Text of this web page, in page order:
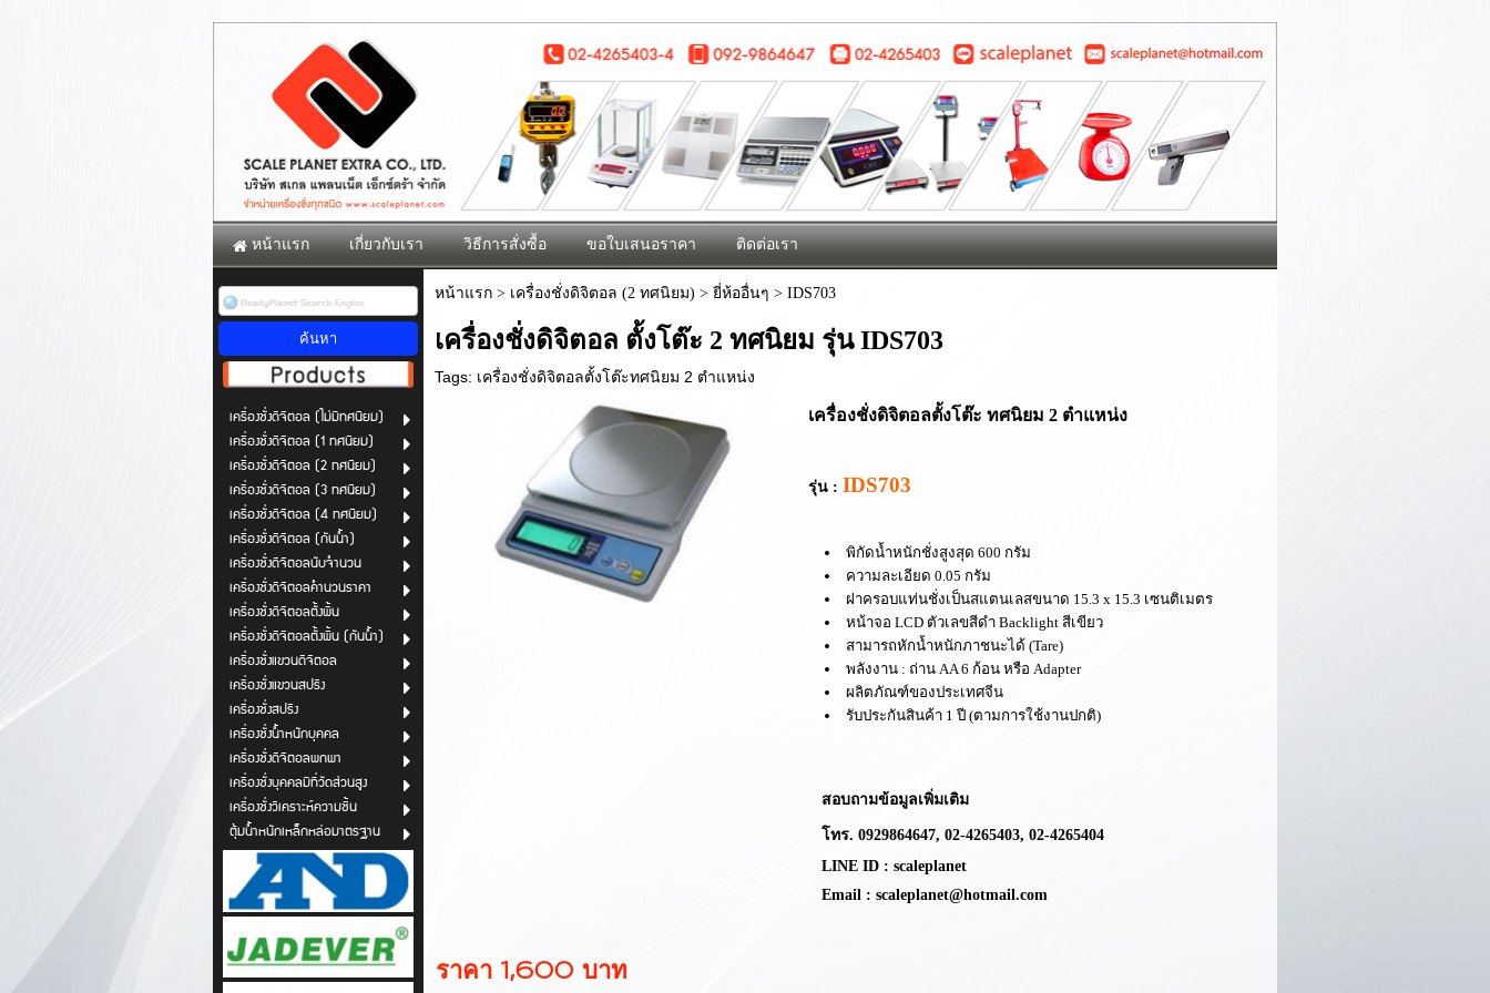
หน้าแรก เกี่ยวกับเรา วิธีการสั่งซื้อ ขอใบเสนอราคา ติดต่อเรา
เครื่องชั่งดิจิตอล (ไม่มีทศนิยม)
เครื่องชั่งดิจิตอล (1 ทศนิยม)
เครื่องชั่งดิจิตอล (2 ทศนิยม)
เครื่องชั่งดิจิตอล (3 ทศนิยม)
เครื่องชั่งดิจิตอล (4 ทศนิยม)
เครื่องชั่งดิจิตอล (กันน้ำ)
เครื่องชั่งดิจิตอลนับจำนวน
เครื่องชั่งดิจิตอลคำนวนราคา
เครื่องชั่งดิจิตอลตั้งพื้น
เครื่องชั่งดิจิตอลตั้งพื้น (กันน้ำ)
เครื่องชั่งแขวนดิจิตอล
เครื่องชั่งแขวนสปริง
เครื่องชั่งสปริง
เครื่องชั่งน้ำหนักบุคคล
เครื่องชั่งดิจิตอลพกพา
เครื่องชั่งบุคคลมีที่วัดส่วนสูง
เครื่องชั่งวิเคราะห์ความชื้น
ตุ้มน้ำหนักเหล็กหล่อมาตรฐาน
หน้าแรก> เครื่องชั่งดิจิตอล (2 ทศนิยม) > ยี่ห้ออื่นๆ > IDS703
เครื่องชั่งดิจิตอล ตั้งโต๊ะ 2 ทศนิยม รุ่น IDS703
Tags: เครื่องชั่งดิจิตอลตั้งโต๊ะทศนิยม 2 ตำแหน่ง
เครื่องชั่งดิจิตอลตั้งโต๊ะทศนิยม 2 ตำแหน่ง
รุ่น : IDS703
พิกัดน้ำหนักชั่งสูงสุด 600 กรัม
ความละเอียด 0.05 กรัม
ฝาครอบแท่นชั่งเป็นสแตนเลสขนาด 15.3 x 15.3 เซนติเมตร
หน้าจอLCD ตัวเลขสีดำBacklight สีเขียว
สามารถหักน้ำหนักภาชนะได้ (Tare)
พลังงาน : ถ่านAA 6 ก้อน หรือAdapter
ผลิตภัณฑ์ของประเทศจีน
รับประกันสินค้า 1 ปี(ตามการใช้งานปกติ)
สอบถามข้อมูลเพิ่มเติม
โทร.0929864647,02-4265403, 02-4265404
LINE ID : scaleplanet
Email : scaleplanet@hotmail.com
ราคา 1,600 บาท